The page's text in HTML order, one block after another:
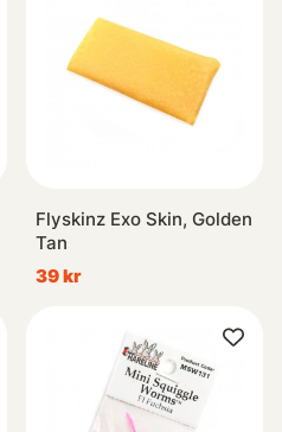
Flyskinz Exo Skin, Golden
Tan
39 kr